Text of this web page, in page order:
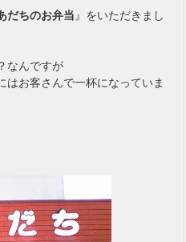
だちのお弁当 』をいただきまし
なんですが
はお客さんで一杯になっていま